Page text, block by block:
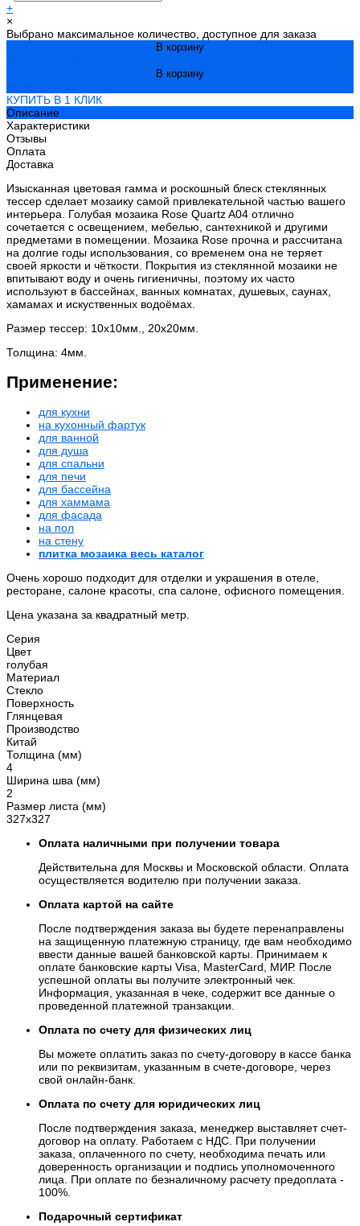
+
×
Выбрано максимальное количество, доступное для заказа
В корзину
В корзину
КУПИТЬ В 1 КЛИК
Описание
Характеристики
Отзывы
Оплата
Доставка
Изысканная цветовая гамма и роскошный блеск стеклянных
тессер сделает мозаику самой привлекательной частью вашего
интерьера. Голубая мозаика Rose Quartz A04 отлично
сочетается с освещением, мебелью, сантехникой и другими
предметами в помещении. Мозаика Rose прочна и рассчитана
на долгие годы использования, со временем она не теряет
своей яркости и чёткости. Покрытия из стеклянной мозаики не
впитывают воду и очень гигиеничны, поэтому их часто
используют в бассейнах, ванных комнатах, душевых, саунах,
хамамах и искуственных водоёмах.
Размер тессер: 10х10мм., 20х20мм.
Толщина: 4мм.
Применение:
для кухни
на кухонный фартук
для ванной
для душа
для спальни
для печи
для бассейна
для хаммама
для фасада
на пол
на стену
плитка мозаика весь каталог
Очень хорошо подходит для отделки и украшения в отеле,
ресторане, салоне красоты, спа салоне, офисного помещения.
Цена указана за квадратный метр.
Серия
Цвет
голубая
Материал
Стекло
Поверхность
Глянцевая
Производство
Китай
Толщина (мм)
4
Ширина шва (мм)
2
Размер листа (мм)
327x327
Оплата наличными при получении товара
Действительна для Москвы и Московской области. Оплата
осуществляется водителю при получении заказа.
Оплата картой на сайте
После подтверждения заказа вы будете перенаправлены
на защищенную платежную страницу, где вам необходимо
ввести данные вашей банковской карты. Принимаем к
оплате банковские карты Visa, MasterCard, МИР. После
успешной оплаты вы получите электронный чек.
Информация, указанная в чеке, содержит все данные о
проведенной платежной транзакции.
Оплата по счету для физических лиц
Вы можете оплатить заказ по счету-договору в кассе банка
или по реквизитам, указанным в счете-договоре, через
свой онлайн-банк.
Оплата по счету для юридических лиц
После подтверждения заказа, менеджер выставляет счет-
договор на оплату. Работаем с НДС. При получении
заказа, оплаченного по счету, необходима печать или
доверенность организации и подпись уполномоченного
лица. При оплате по безналичному расчету предоплата -
100%.
Подарочный сертификат